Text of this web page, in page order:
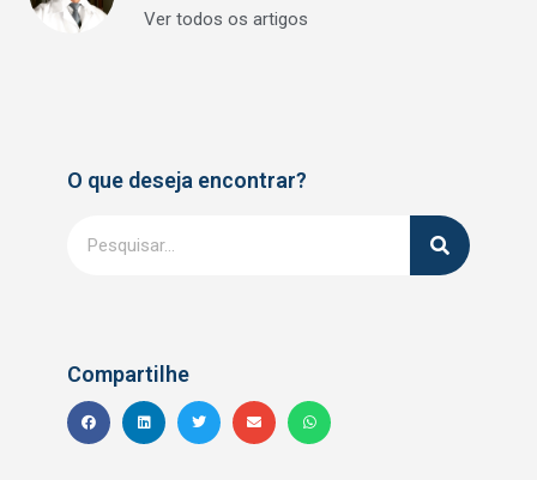
Ver todos os artigos
O que deseja encontrar?
Compartilhe